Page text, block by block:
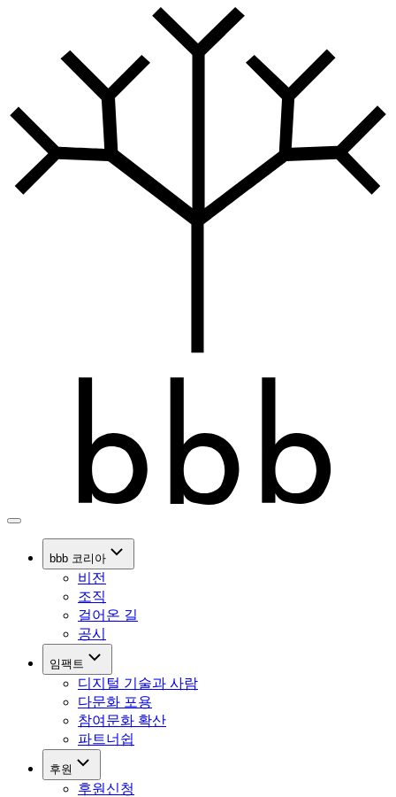
bbb 코리아
비전
조직
걸어온 길
공시
임팩트
디지털 기술과 사람
다문화 포용
참여문화 확산
파트너쉽
후원
후원신청